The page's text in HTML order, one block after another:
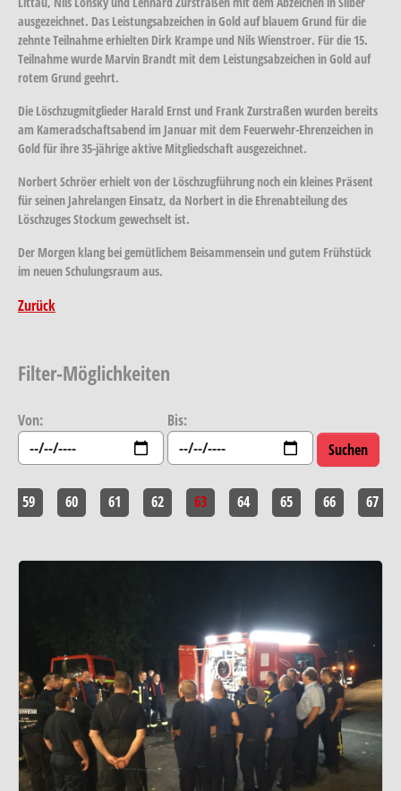
ausgezeichnet. Das Leistungsabzeichen in Gold auf blauem Grund für die
zehnte Teilnahme erhielten Dirk Krampe und Nils Wienstroer. Für die 15.
Teilnahme wurde Marvin Brandt mit dem Leistungsabzeichen in Gold auf
rotem Grund geehrt.
Die Löschzugmitglieder Harald Ernst und Frank Zurstraßen wurden bereits
am Kameradschaftsabend im Januar mit dem Feuerwehr-Ehrenzeichen in
Gold für ihre 35-jährige aktive Mitgliedschaft ausgezeichnet.
Norbert Schröer erhielt von der Löschzugführung noch ein kleines Präsent
für seinen Jahrelangen Einsatz, da Norbert in die Ehrenabteilung des
Löschzuges Stockum gewechselt ist.
Der Morgen klang bei gemütlichem Beisammensein und gutem Frühstück
im neuen Schulungsraum aus.
Zurück
Filter-Möglichkeiten
Von: Bis:
59 60 61 62 63 64 65 66 67